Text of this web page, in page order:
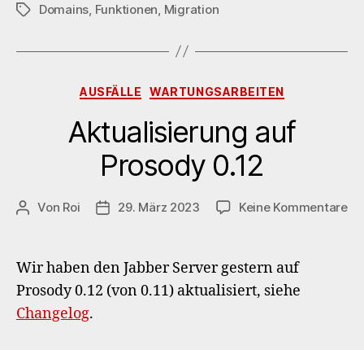
Schlagwörter
Domains Funktionen Migration
Kategorien
AUSFÄLLE WARTUNGSARBEITEN
Aktualisierung auf
Prosody 0.12
Beitragsautor
Von Roi Veröffentlichungsdatum
29. März 2023 Keine Kommentarezu
Wir haben den Jabber Server gestern auf
Prosody 0.12 (von 0.11) aktualisiert, siehe
Changelog.